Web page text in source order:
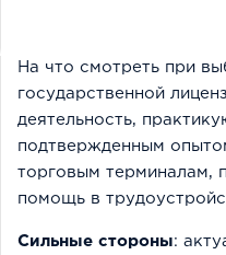
На что смотреть при
государственной
деятельность,
подтвержденным
торговым терминалам,
помощь в
Сильные стороны: